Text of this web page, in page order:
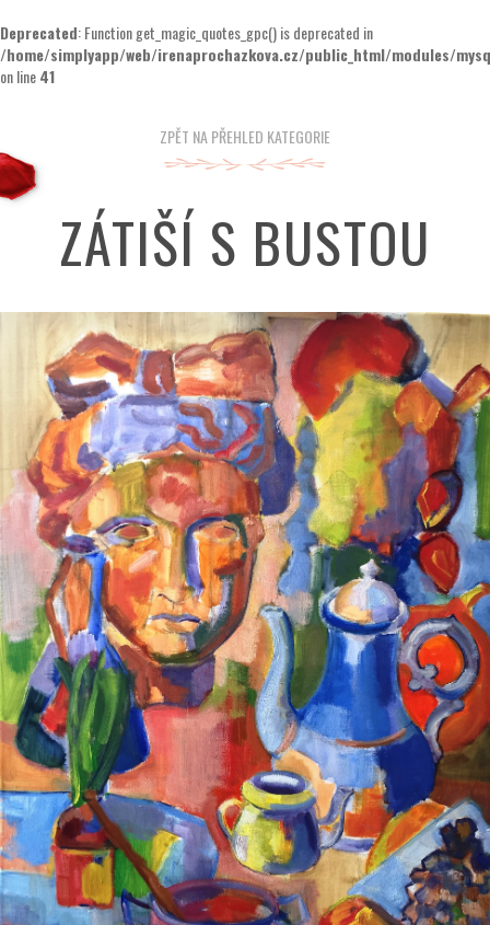
Deprecated: Function get_magic_quotes_gpc() is deprecated in
/home/simplyapp/web/irenaprochazkova.cz/public_html/modules/
on line41
ZPĚT NA PŘEHLED KATEGORIE
ZÁTIŠÍ S BUSTOU